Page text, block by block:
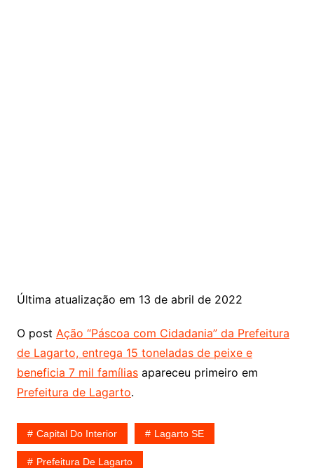
Última atualização em 13 de abril de 2022
O post Ação “Páscoa com Cidadania” da Prefeitura
de Lagarto, entrega 15 toneladas de peixe e
beneficia 7 mil famíliasapareceu primeiro em
Prefeitura de Lagarto.
Capital Do Interior Lagarto SE
Prefeitura De Lagarto